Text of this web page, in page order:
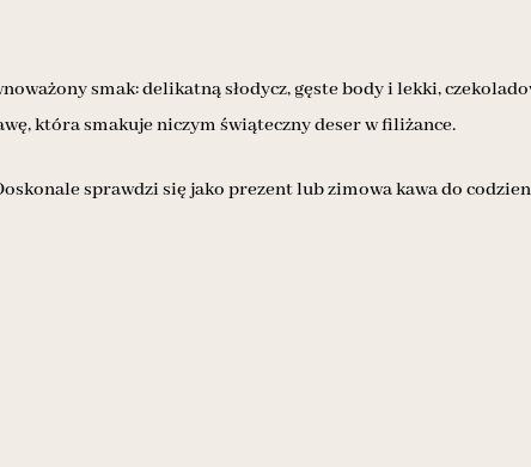
smak: delikatną słodycz, gęste body i lekki,
która smakuje niczym świąteczny deser w filiżance.
sprawdzi się jako prezent lub zimowa kawa do